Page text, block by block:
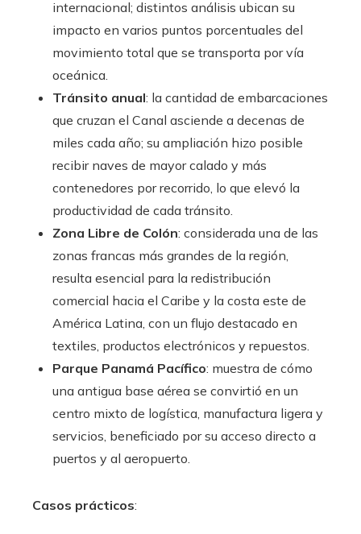
internacional; distintos análisis ubican su
impacto en varios puntos porcentuales del
movimiento total que se transporta por vía
oceánica.
Tránsito anual: la cantidad de embarcaciones
que cruzan el Canal asciende a decenas de
miles cada año; su ampliación hizo posible
recibir naves de mayor calado y más
contenedores por recorrido, lo que elevó la
productividad de cada tránsito.
Zona Libre de Colón: considerada una de las
zonas francas más grandes de la región,
resulta esencial para la redistribución
comercial hacia el Caribe y la costa este de
América Latina, con un flujo destacado en
textiles, productos electrónicos y repuestos.
Parque Panamá Pacífico: muestra de cómo
una antigua base aérea se convirtió en un
centro mixto de logística, manufactura ligera y
servicios, beneficiado por su acceso directo a
puertos y al aeropuerto.
Casos prácticos: